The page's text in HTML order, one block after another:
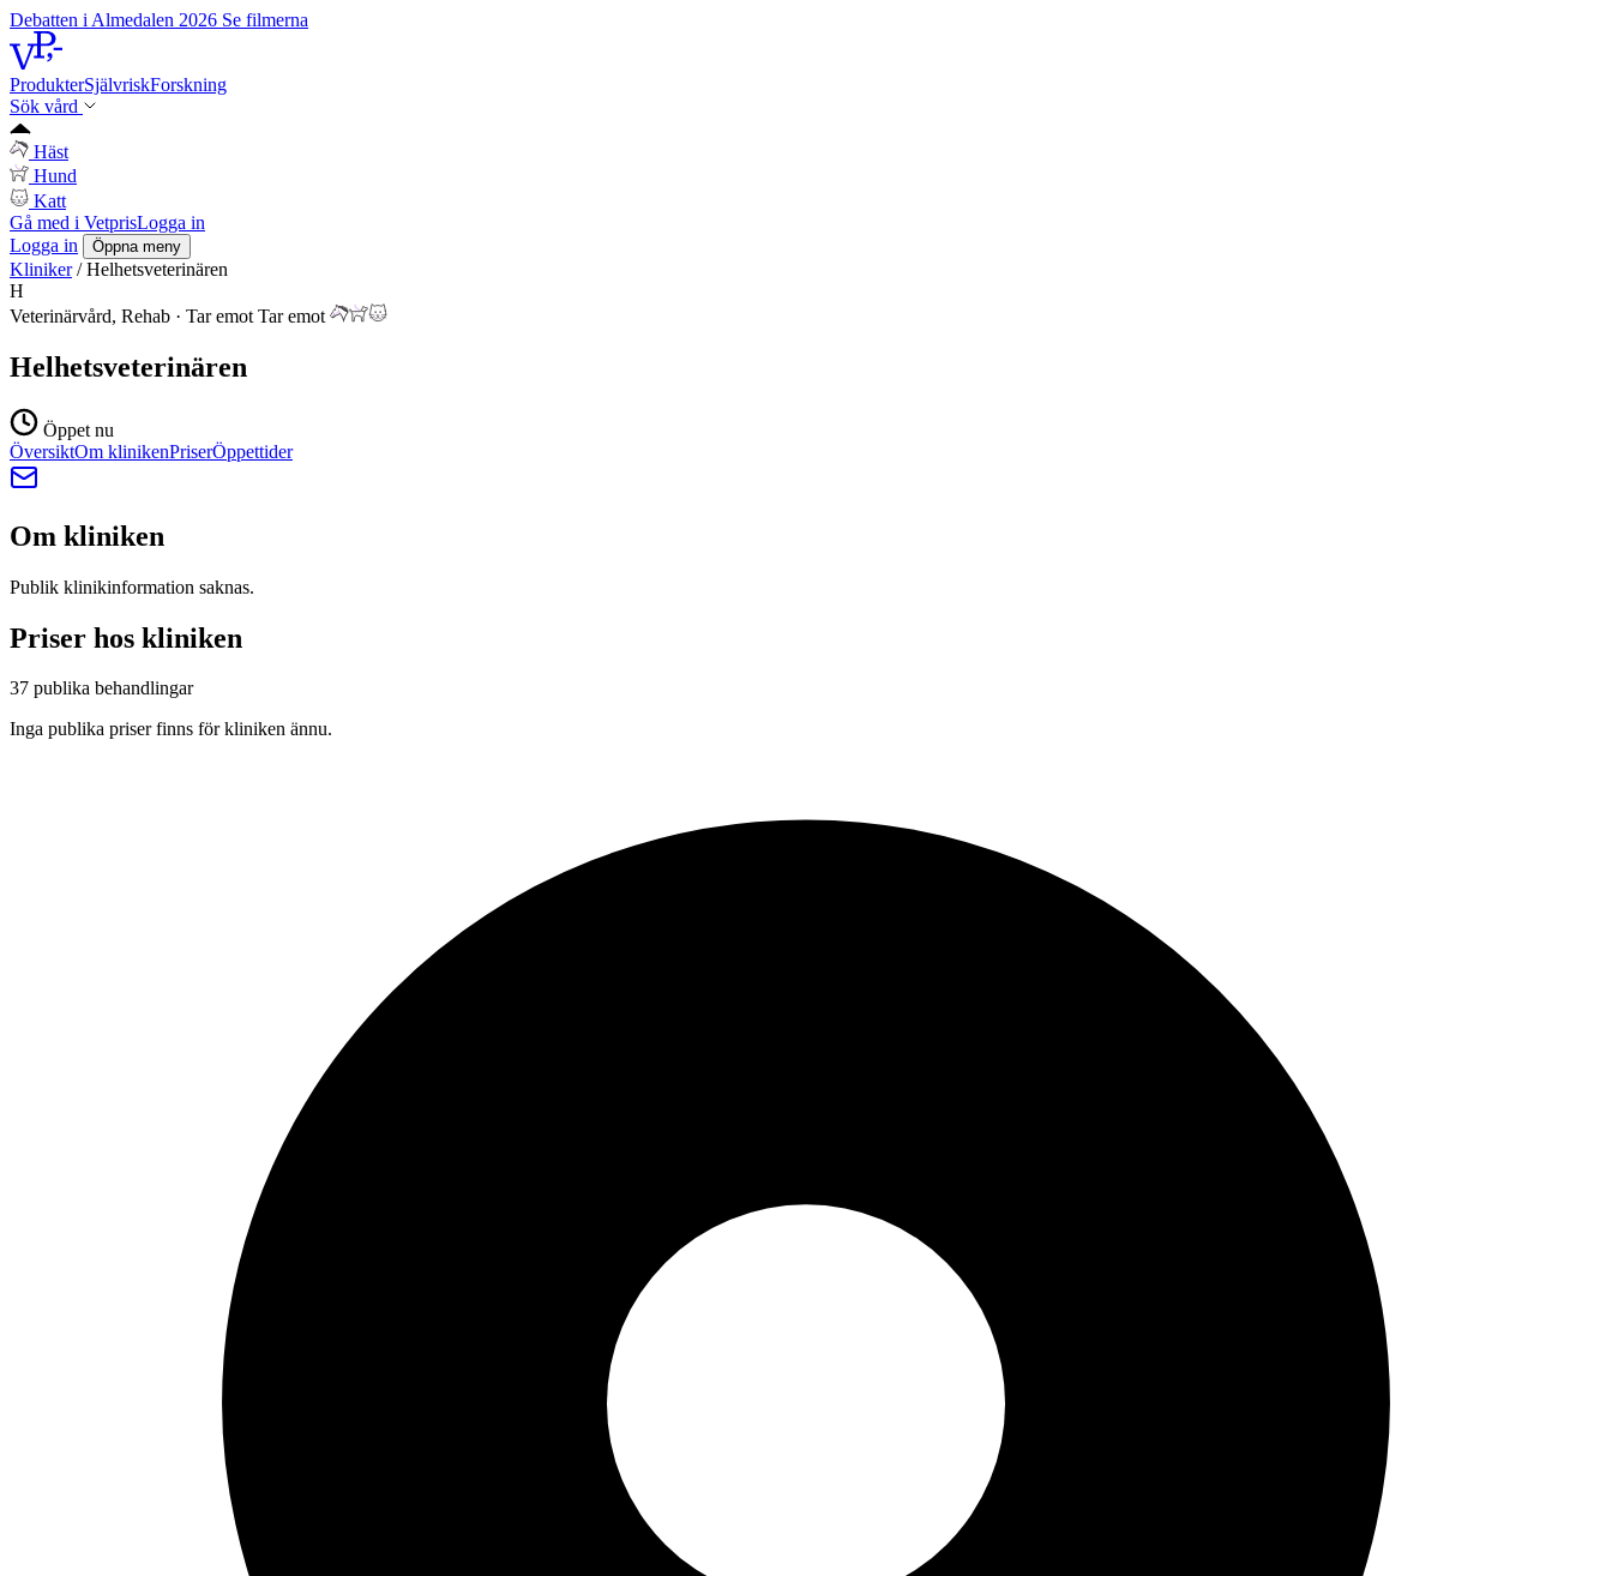
Debatten i Almedalen 2026 Se filmerna
ProdukterSjälvriskForskning
Sök vård
Häst
Hund
Katt
Gå med i VetprisLogga in
Logga in
Öppna meny
Kliniker / Helhetsveterinären
H
Veterinärvård, Rehab · Tar emot Tar emot
Helhetsveterinären
Öppet nu
ÖversiktOm klinikenPriserÖppettider
Om kliniken
Publik klinikinformation saknas.
Priser hos kliniken
37 publika behandlingar
Inga publika priser finns för kliniken ännu.